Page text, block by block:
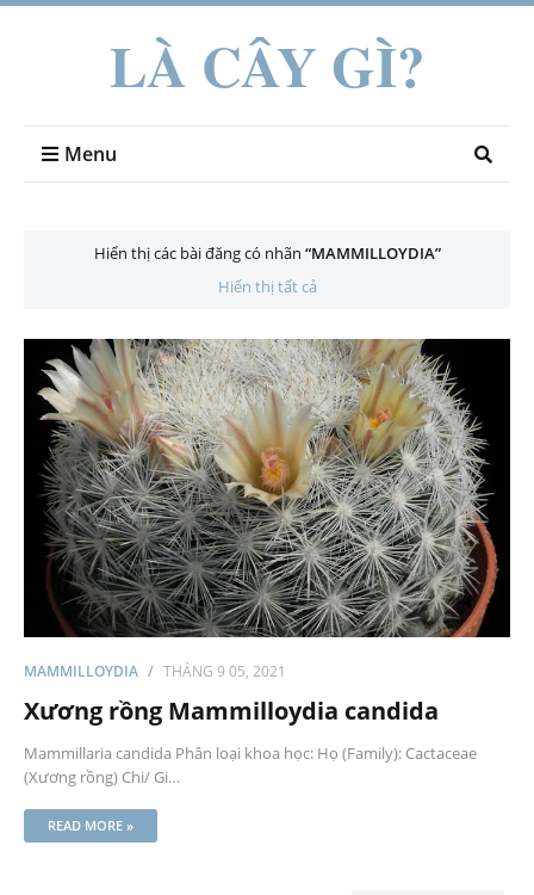
LÀ CÂY GÌ?
Menu
Hiển thị các bài đăng có nhãn MAMMILLOYDIA
Hiển thị tất cả
MAMMILLOYDIA THÁNG 9 05, 2021
Xương rồng Mammilloydia candida
Mammillaria candida Phân loại khoa học: Họ (Family): Cactaceae
(Xương rồng) Chi/ Gi…
READ MORE »